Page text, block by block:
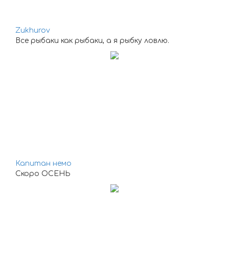
Zukhurov
Все рыбаки как рыбаки, а я рыбку ловлю.
Капитан немо
Скоро ОСЕНЬ